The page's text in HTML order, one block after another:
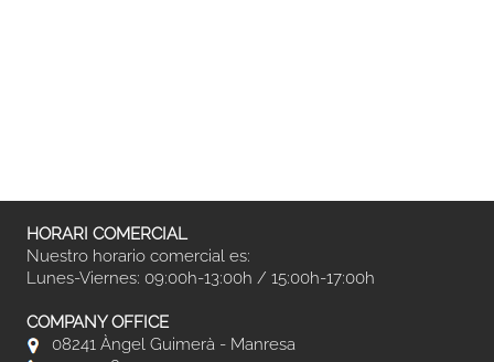
CAT ESP
HORARI COMERCIAL
Nuestro horario comercial es:
Lunes-Viernes: 09:00h-13:00h / 15:00h-17:00h
COMPANY OFFICE
08241 Àngel Guimerà - Manresa